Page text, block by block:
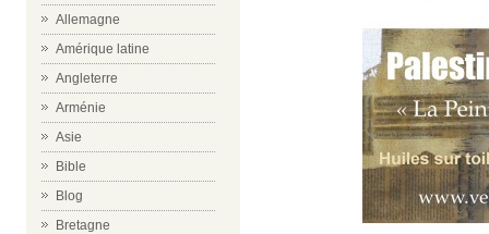
Allemagne
Amérique latine
Angleterre
Arménie
Asie
Bible
Blog
Bretagne